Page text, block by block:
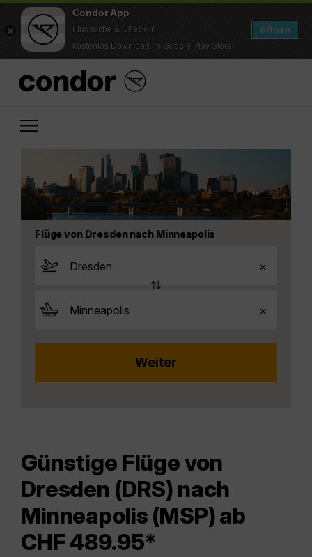
Condor App
Flugsuche & Check-in
kostenlos Download im Google Play Store
öffnen
Flüge von Dresden nach Minneapolis
Günstige Flüge von
Dresden (DRS) nach
Minneapolis (MSP) ab
CHF 489.95*